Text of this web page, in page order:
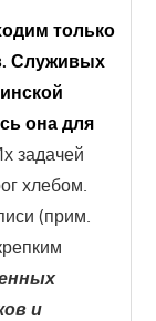
только
Служивых
она для
задачей
хлебом.
(прим.
и